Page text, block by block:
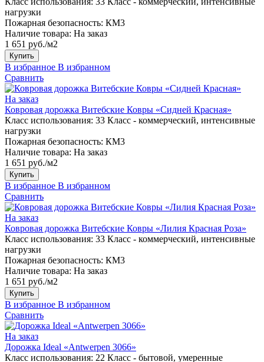
нагрузки
Пожарная безопасность: КМ3
Наличие товара: На заказ
1 651 руб./м2
Купить
В избранное В избранном
Сравнить
На заказ
Ковровая дорожка Витебские Ковры «Сидней Красная»
Класс использования: 33 Класс - коммерческий, интенсивные
нагрузки
Пожарная безопасность: КМ3
Наличие товара: На заказ
1 651 руб./м2
Купить
В избранное В избранном
Сравнить
На заказ
Ковровая дорожка Витебские Ковры «Лилия Красная Роза»
Класс использования: 33 Класс - коммерческий, интенсивные
нагрузки
Пожарная безопасность: КМ3
Наличие товара: На заказ
1 651 руб./м2
Купить
В избранное В избранном
Сравнить
На заказ
Дорожка Ideal «Antwerpen 3066»
Класс использования: 22 Класс - бытовой, умеренные